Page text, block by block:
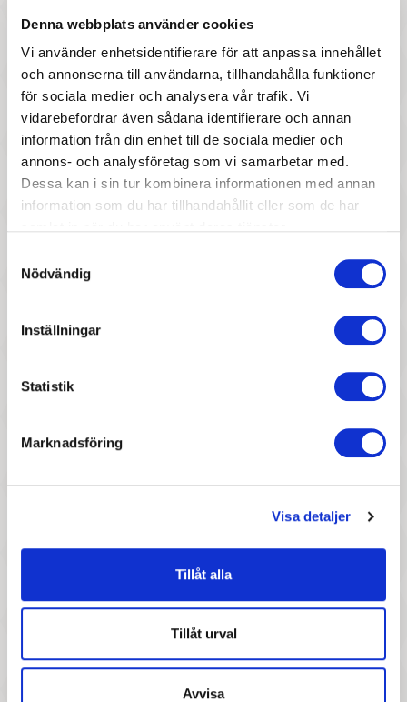
Denna webbplats använder cookies
Vi använder enhetsidentifierare för att anpassa innehållet
och annonserna till användarna, tillhandahålla funktioner
för sociala medier och analysera vår trafik. Vi
vidarebefordrar även sådana identifierare och annan
information från din enhet till de sociala medier och
annons- och analysföretag som vi samarbetar med.
Dessa kan i sin tur kombinera informationen med annan
information som du har tillhandahållit eller som de har
Nödvändig
Inställningar
Statistik
Marknadsföring
Visa detaljer
Tillåt alla
Tillåt urval
Avvisa
Pris
347 :-
Jabadabado - Mobilarm vit
Pris
Djeco - Mobile, Butterfly
twirl
Djeco - Mobile, Colourful
Djeco - Mobile, Dreamy girls
347 :-
Djeco - Mobile, Baby Animals
597 :-
Bondgård